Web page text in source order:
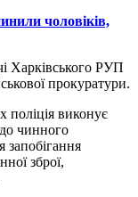
чоловіків,
Харківського РУП
прокуратури.
виконує
до чинного
запобігання
зброї,